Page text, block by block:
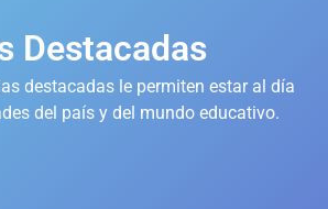
Destacadas
destacadas le permiten estar al día
del país y del mundo educativo.